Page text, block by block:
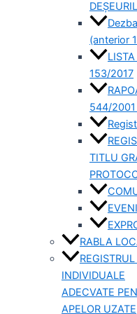
(anterior
153/2017
544/
TITLU
RABLA
INDIVIDUALE
ADECVATE
APELOR UZATE